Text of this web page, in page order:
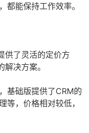
都能保持工作效率。
供了灵活的定价方
决方案。
基础版提供了CRM的
等，价格相对较低，